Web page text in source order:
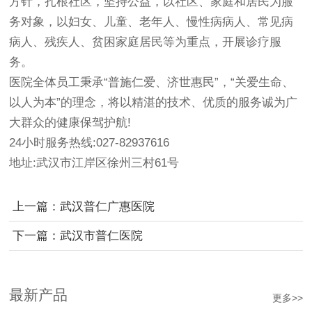
务对象，以妇女、儿童、老年人、慢性病病人、常见病
病人、残疾人、贫困家庭居民等为重点，开展诊疗服
务。
医院全体员工秉承“普施仁爱、济世惠民”，“关爱生命、
以人为本”的理念，将以精湛的技术、优质的服务诚为广
大群众的健康保驾护航!
24小时服务热线:027-82937616
地址:武汉市江岸区徐州三村61号
上一篇： 武汉普仁广惠医院
下一篇： 武汉市普仁医院
更多>>
最新产品